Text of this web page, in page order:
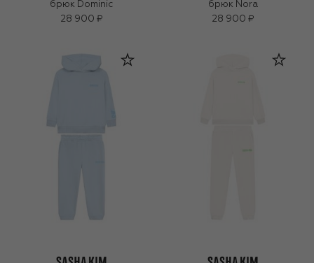
брюк Dominic
28 900 ₽
брюк Nora
28 900 ₽